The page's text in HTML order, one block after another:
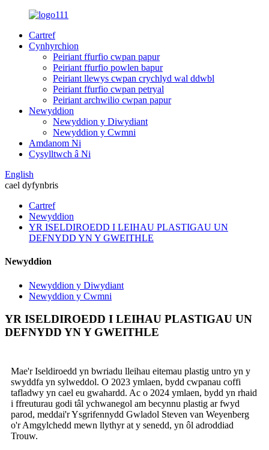
Cartref
Cynhyrchion
Peiriant ffurfio cwpan papur
Peiriant ffurfio powlen bapur
Peiriant llewys cwpan crychlyd wal ddwbl
Peiriant ffurfio cwpan petryal
Peiriant archwilio cwpan papur
Newyddion
Newyddion y Diwydiant
Newyddion y Cwmni
Amdanom Ni
Cysylltwch â Ni
English
cael dyfynbris
Cartref
Newyddion
YR ISELDIROEDD I LEIHAU PLASTIGAU UN
DEFNYDD YN Y GWEITHLE
Newyddion
Newyddion y Diwydiant
Newyddion y Cwmni
YR ISELDIROEDD I LEIHAU PLASTIGAU UN
DEFNYDD YN Y GWEITHLE
Mae'r Iseldiroedd yn bwriadu lleihau eitemau plastig untro yn y
swyddfa yn sylweddol. O 2023 ymlaen, bydd cwpanau coffi
tafladwy yn cael eu gwahardd. Ac o 2024 ymlaen, bydd yn rhaid
i ffreuturau godi tâl ychwanegol am becynnu plastig ar fwyd
parod, meddai'r Ysgrifennydd Gwladol Steven van Weyenberg
o'r Amgylchedd mewn llythyr at y senedd, yn ôl adroddiad
Trouw.